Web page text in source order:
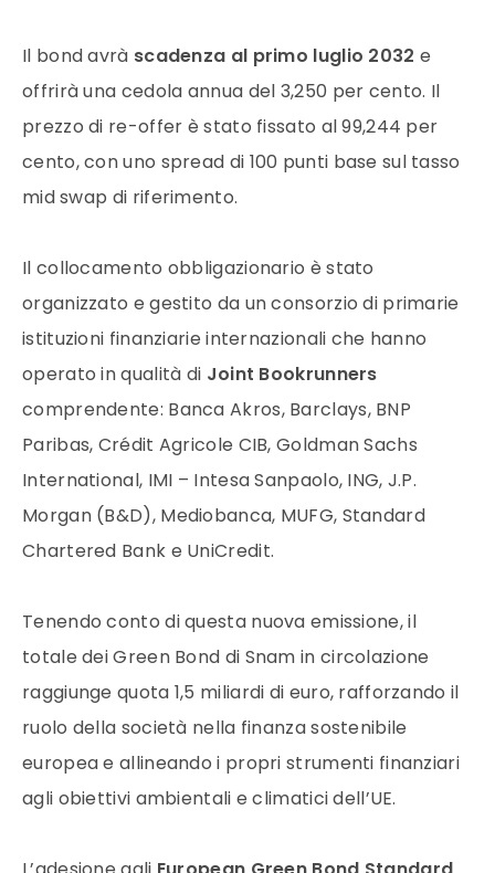
Il bond avrà scadenza al primo luglio 2032 e
offrirà una cedola annua del 3,250 per cento. Il
prezzo di re-offer è stato fissato al 99,244 per
cento, con uno spread di 100 punti base sul tasso
mid swap di riferimento.
Il collocamento obbligazionario è stato
organizzato e gestito da un consorzio di primarie
istituzioni finanziarie internazionali che hanno
operato in qualità di Joint Bookrunners
comprendente: Banca Akros, Barclays, BNP
Paribas, Crédit Agricole CIB, Goldman Sachs
International, IMI – Intesa Sanpaolo, ING, J.P.
Morgan (B&D), Mediobanca, MUFG, Standard
Chartered Bank e UniCredit.
Tenendo conto di questa nuova emissione, il
totale dei Green Bond di Snam in circolazione
raggiunge quota 1,5 miliardi di euro, rafforzando il
ruolo della società nella finanza sostenibile
europea e allineando i propri strumenti finanziari
agli obiettivi ambientali e climatici dell’UE.